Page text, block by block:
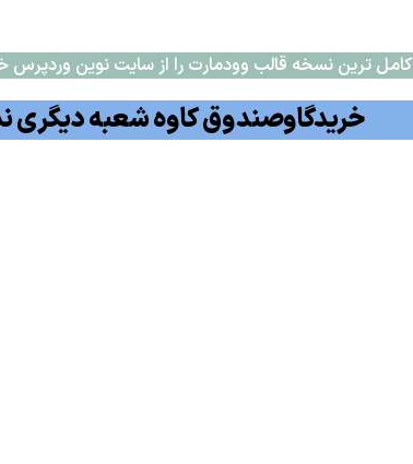
کامل ترین نسخه قالب وودمارت را از سایت نوین وردپرس
خریدگاوصندوق کاوه شعبه دیگری